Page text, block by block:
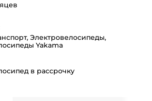
, Электровелосипеды,
Yakama
в рассрочку